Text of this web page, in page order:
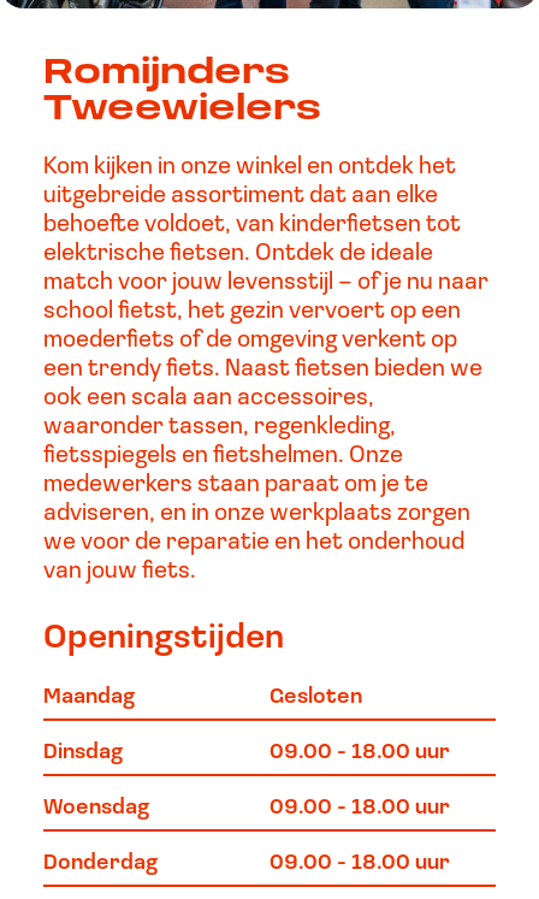
Romijnders
Tweewielers
Kom kijken in onze winkel en ontdek het
uitgebreide assortiment dat aan elke
behoefte voldoet, van kinderfietsen tot
elektrische fietsen. Ontdek de ideale
match voor jouw levensstijl – of je nu naar
school fietst, het gezin vervoert op een
moederfiets of de omgeving verkent op
een trendy fiets. Naast fietsen bieden we
ook een scala aan accessoires,
waaronder tassen, regenkleding,
fietsspiegels en fietshelmen. Onze
medewerkers staan paraat om je te
adviseren, en in onze werkplaats zorgen
we voor de reparatie en het onderhoud
van jouw fiets.
Openingstijden
Maandag
Dinsdag
Woensdag
Donderdag
Gesloten
09.00 - 18.00 uur
09.00 - 18.00 uur
09.00 - 18.00 uur